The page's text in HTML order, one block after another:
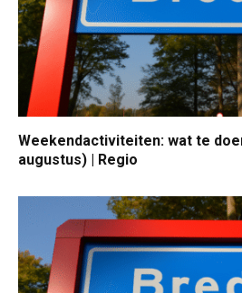
Weekendactiviteiten: wat te
augustus) | Regio